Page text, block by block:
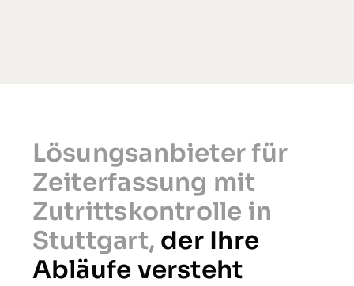
Lösungsanbieter für
Zeiterfassung mit
Zutrittskontrolle in
Stuttgart, der Ihre
Abläufe versteht